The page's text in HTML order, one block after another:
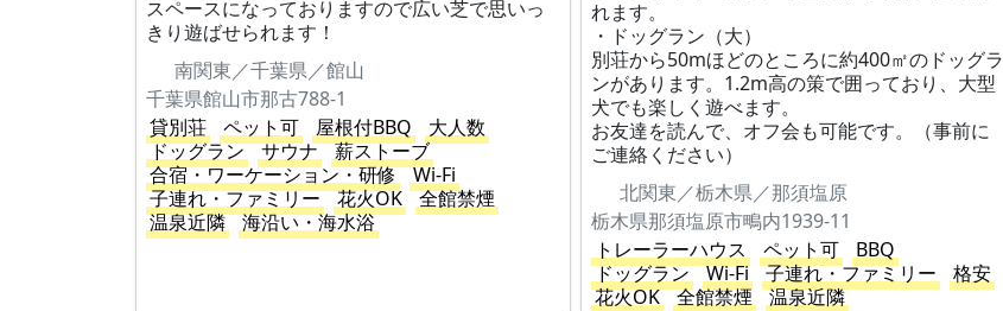
スペースになっておりますので広い芝で思いっ
きり遊ばせられます！
南関東／千葉県／館山
千葉県館山市那古788-1
貸別荘
ペット可 屋根付BBQ
大人数
ドッグラン
サウナ
薪ストーブ
合宿・ワーケーション・研修
Wi-Fi
子連れ・ファミリー
花火OK
全館禁煙
温泉近隣
海沿い・海水浴
れます。
・ドッグラン（大）
別荘から50mほどのところに約400㎡のドッグラ
ンがあります。1.2m高の策で囲っており、大型
犬でも楽しく遊べます。
お友達を読んで、オフ会も可能です。（事前に
ご連絡ください）
北関東／栃木県／那須塩原
栃木県那須塩原市鴫内1939-11
トレーラーハウス
ペット可
BBQ
ドッグラン
Wi-Fi 子連れ・ファミリー
格安
花火OK
全館禁煙 温泉近隣